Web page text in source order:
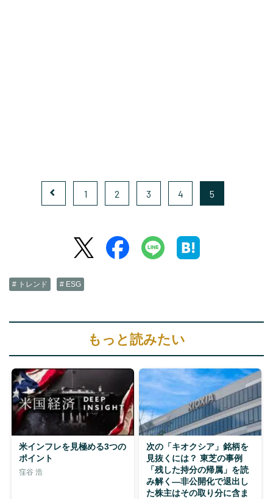
1 2 3 4 5
# トレンド # ESG
もっと読みたい
米インフレを見極める3つの
ポイント
窪谷 浩
次の「キオクシア」銘柄を
見抜くには？ 東芝の事例
「残した持分の帰属」を読
み解く—非公開化で退出し
た株主はその取り分に含ま